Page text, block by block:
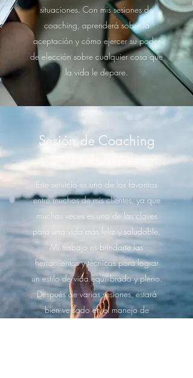
situaciones. Con mis sesiones de
coaching, aprenderá sobre la
aceptación y cómo ejercer su poder
de elección sobre cualquier cosa que
la vida le depare.
Sesión de Coaching
Este servicio es uno de los favoritos
entre muchos de mis clientes, ya que
muchas veces es una de las claves
para una vida más feliz y saludable.
Mi trabajo es brindarte las
herramientas y técnicas para lograr
un estilo de vida equilibrado y pleno.
Después de varias sesiones, estará
bien versado en el manejo de